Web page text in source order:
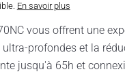
En savoir plus
vous offrent une
profondes et la
jusqu'à 65h et